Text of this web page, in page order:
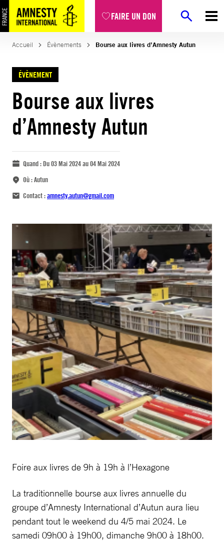
FAIRE UN DON
Accueil Évènements Bourse aux livres d’Amnesty Autun
ÉVÈNEMENT
Bourse aux livres
d’Amnesty Autun
Quand :Du 03 Mai 2024 au 04 Mai 2024
Où :Autun
Contact :amnesty.autun@gmail.com
Foire aux livres de 9h à 19h à l’Hexagone
La traditionnelle bourse aux livres annuelle du
groupe d’Amnesty International d’Autun aura lieu
pendant tout le weekend du 4/5 mai 2024. Le
samedi 09h00 à 19h00, dimanche 9h00 à 18h00.